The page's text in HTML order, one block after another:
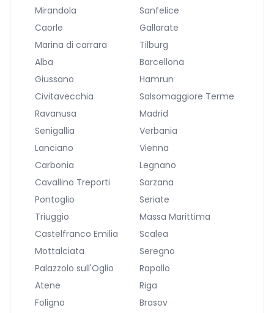
Mirandola
Sanfelice
Caorle
Gallarate
Marina di carrara
Tilburg
Alba
Barcellona
Giussano
Hamrun
Civitavecchia
Salsomaggiore Terme
Ravanusa
Madrid
Senigallia
Verbania
Lanciano
Vienna
Carbonia
Legnano
Cavallino Treporti
Sarzana
Pontoglio
Seriate
Triuggio
Massa Marittima
Castelfranco Emilia
Scalea
Mottalciata
Seregno
Palazzolo sull'Oglio
Rapallo
Atene
Riga
Foligno
Brasov